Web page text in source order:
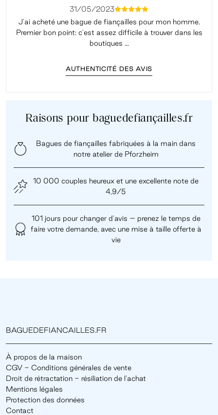
31/05/2023mmmmm
J'ai acheté une bague de fiançailles pour mon homme.
Premier bon point: c'est assez difficile à trouver dans les
boutiques ...
AUTHENTICITÉ DES AVIS
Raisons pour baguedefiançailles.fr
Bagues de fiançailles fabriquées à la main dans
notre atelier de Pforzheim
10 000 couples heureux et une excellente note de
4,9/5
101 jours pour changer d'avis – prenez le temps de
faire votre demande, avec une mise à taille offerte à
vie
BAGUEDEFIANCAILLES.FR
À propos de la maison
CGV - Conditions générales de vente
Droit de rétractation - résiliation de l'achat
Mentions légales
Protection des données
Contact